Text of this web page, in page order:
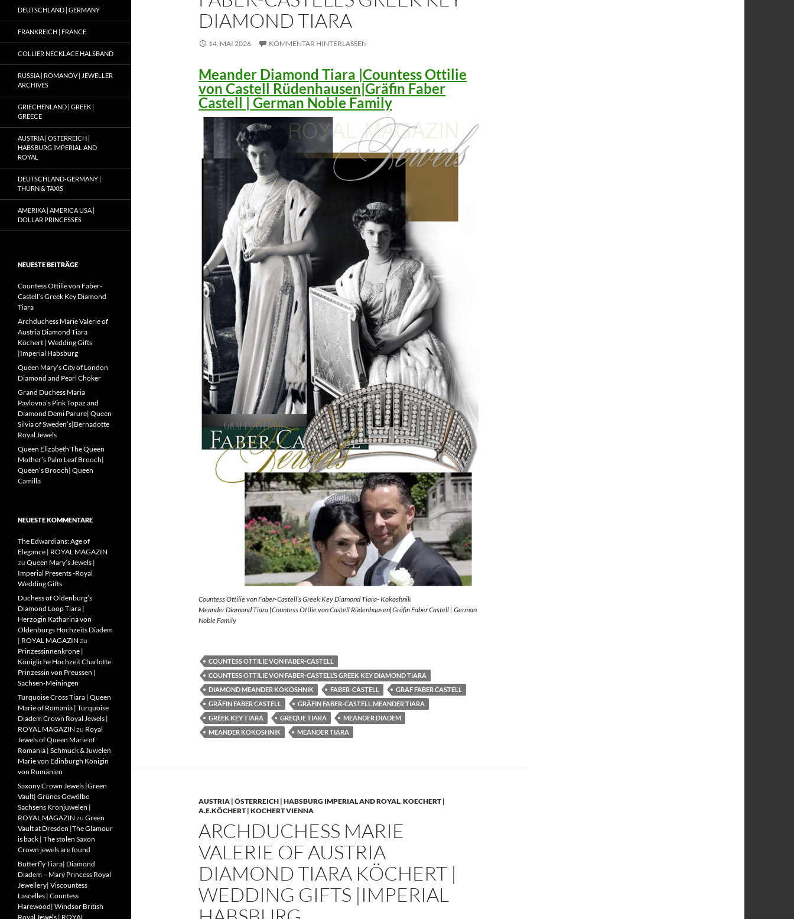
DIAMOND TIARA
14. MAI 2026 KOMMENTAR HINTERLASSEN
Meander Diamond Tiara |Countess Ottilie
von Castell Rüdenhausen|Gräfin Faber
Castell | German Noble Family
Countess Ottilie von Faber-Castell’s Greek Key Diamond Tiara- Kokoshnik
Meander Diamond Tiara |Countess Ottlie von Castell Rüdenhausen|Gräfin Faber Castell | German
Noble Family
COUNTESS OTTILIE VON FABER-CASTELL
COUNTESS OTTILIE VON FABER-CASTELL’S GREEK KEY DIAMOND TIARA
DIAMOND MEANDER KOKOSHNIK
FABER-CASTELL
GRAF FABER CASTELL
GRÄFIN FABER CASTELL
GRÄFIN FABER-CASTELL MEANDER TIARA
GREEK KEY TIARA
GREQUE TIARA
MEANDER DIADEM
MEANDER KOKOSHNIK
MEANDER TIARA
AUSTRIA | ÖSTERREICH | HABSBURG IMPERIAL AND ROYAL,KOECHERT |
A.E.KÖCHERT | KOCHERT VIENNA
ARCHDUCHESS MARIE
VALERIE OF AUSTRIA
DIAMOND TIARA KÖCHERT |
WEDDING GIFTS |IMPERIAL
DEUTSCHLAND | GERMANY
FRANKREICH | FRANCE
COLLIER NECKLACE HALSBAND
RUSSIA | ROMANOV | JEWELLER
ARCHIVES
GRIECHENLAND | GREEK |
GREECE
AUSTRIA | ÖSTERREICH |
HABSBURG IMPERIAL AND
ROYAL
DEUTSCHLAND-GERMANY |
THURN & TAXIS
AMERIKA | AMERICA USA |
DOLLAR PRINCESSES
NEUESTE BEITRÄGE
Countess Ottilie von Faber-
Castell’s Greek Key Diamond
Tiara
Archduchess Marie Valerie of
Austria Diamond Tiara
Köchert | Wedding Gifts
|Imperial Habsburg
Queen Mary’s City of London
Diamond and Pearl Choker
Grand Duchess Maria
Pavlovna’s Pink Topaz and
Diamond Demi Parure| Queen
Silvia of Sweden’s|Bernadotte
Royal Jewels
Queen Elizabeth The Queen
Mother’s Palm Leaf Brooch|
Queen’s Brooch| Queen
Camilla
NEUESTE KOMMENTARE
The Edwardians: Age of
Elegance | ROYAL MAGAZIN
zu Queen Mary’s Jewels |
Imperial Presents -Royal
Wedding Gifts
Duchess of Oldenburg’s
Diamond Loop Tiara |
Herzogin Katharina von
Oldenburgs Hochzeits Diadem
| ROYAL MAGAZIN zu
Prinzessinnenkrone |
Königliche Hochzeit Charlotte
Prinzessin von Preussen |
Sachsen-Meiningen
Turquoise Cross Tiara | Queen
Marie of Romania | Turquoise
Diadem Crown Royal Jewels |
ROYAL MAGAZIN zu Royal
Jewels of Queen Marie of
Romania | Schmuck & Juwelen
Marie von Edinburgh Königin
von Rumänien
Saxony Crown Jewels |Green
Vault| Grünes Gewölbe
Sachsens Kronjuwelen |
ROYAL MAGAZIN zu Green
Vault at Dresden |The Glamour
is back | The stolen Saxon
Crown jewels are found
Butterfly Tiara| Diamond
Diadem – Mary Princess Royal
Jewellery| Viscountess
Lascelles | Countess
Harewood| Windsor British
Royal Jewels | ROYAL